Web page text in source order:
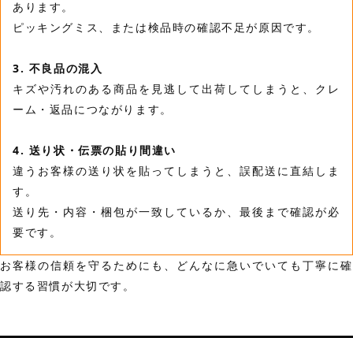
あります。
ピッキングミス、または検品時の確認不足が原因です。
3. 不良品の混入
キズや汚れのある商品を見逃して出荷してしまうと、クレ
ーム・返品につながります。
4. 送り状・伝票の貼り間違い
違うお客様の送り状を貼ってしまうと、誤配送に直結しま
す。
送り先・内容・梱包が一致しているか、最後まで確認が必
要です。
お客様の信頼を守るためにも、どんなに急いでいても丁寧に確
認する習慣が大切です。